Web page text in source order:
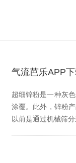
气流芭乐APP
超细锌粉是一种灰色
涂覆。此外，锌
以前是通过机械筛分